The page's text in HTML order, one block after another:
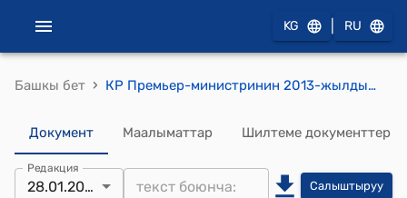
KG RU
Башкы бет › КР Премьер-министринин 2013-жылдын 28-январындагы № 37 "Ж.П.Разаков жөнүндө" буйругу
Документ Маалыматтар Шилтеме документтер
Редакция
28.01.2013 Салыштыруу